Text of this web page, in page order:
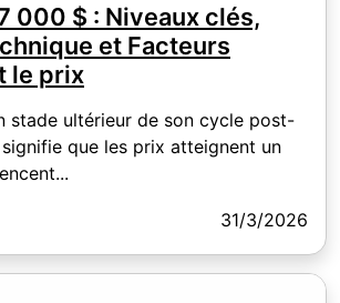
000 $ : Niveaux clés,
et Facteurs
le prix
stade ultérieur de son cycle post-
que les prix atteignent un
31/3/2026